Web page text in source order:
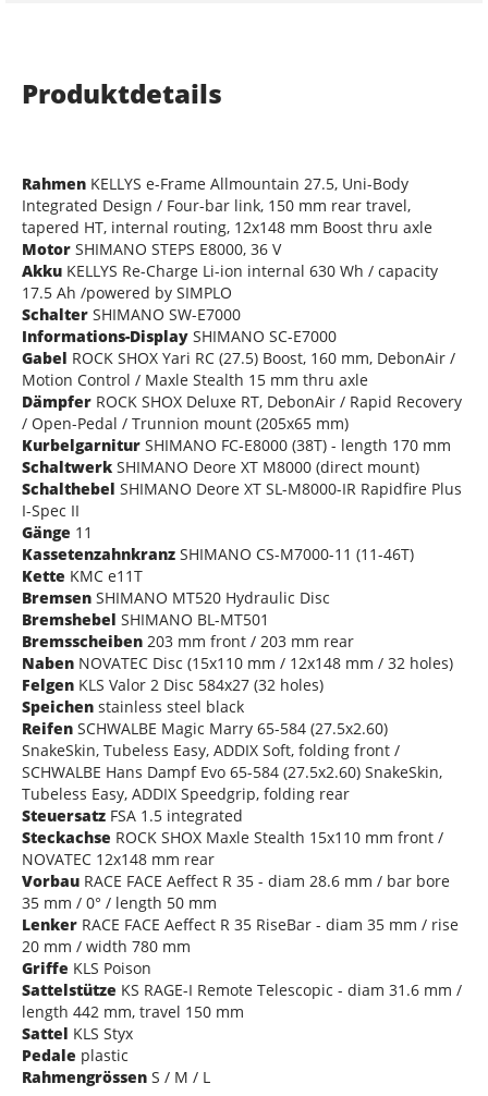
Produktdetails
Rahmen KELLYS e-Frame Allmountain 27.5, Uni-Body
Integrated Design / Four-bar link, 150 mm rear travel,
tapered HT, internal routing, 12x148 mm Boost thru axle
Motor SHIMANO STEPS E8000, 36 V
Akku KELLYS Re-Charge Li-ion internal 630 Wh / capacity
17.5 Ah /powered by SIMPLO
Schalter SHIMANO SW-E7000
Informations-Display SHIMANO SC-E7000
Gabel ROCK SHOX Yari RC (27.5) Boost, 160 mm, DebonAir /
Motion Control / Maxle Stealth 15 mm thru axle
Dämpfer ROCK SHOX Deluxe RT, DebonAir / Rapid Recovery
/ Open-Pedal / Trunnion mount (205x65 mm)
Kurbelgarnitur SHIMANO FC-E8000 (38T) - length 170 mm
Schaltwerk SHIMANO Deore XT M8000 (direct mount)
Schalthebel SHIMANO Deore XT SL-M8000-IR Rapidfire Plus
I-Spec II
Gänge 11
Kassetenzahnkranz SHIMANO CS-M7000-11 (11-46T)
Kette KMC e11T
Bremsen SHIMANO MT520 Hydraulic Disc
Bremshebel SHIMANO BL-MT501
Bremsscheiben 203 mm front / 203 mm rear
Naben NOVATEC Disc (15x110 mm / 12x148 mm / 32 holes)
Felgen KLS Valor 2 Disc 584x27 (32 holes)
Speichen stainless steel black
Reifen SCHWALBE Magic Marry 65-584 (27.5x2.60)
SnakeSkin, Tubeless Easy, ADDIX Soft, folding front /
SCHWALBE Hans Dampf Evo 65-584 (27.5x2.60) SnakeSkin,
Tubeless Easy, ADDIX Speedgrip, folding rear
Steuersatz FSA 1.5 integrated
Steckachse ROCK SHOX Maxle Stealth 15x110 mm front /
NOVATEC 12x148 mm rear
Vorbau RACE FACE Aeffect R 35 - diam 28.6 mm / bar bore
35 mm / 0° / length 50 mm
Lenker RACE FACE Aeffect R 35 RiseBar - diam 35 mm / rise
20 mm / width 780 mm
Griffe KLS Poison
Sattelstütze KS RAGE-I Remote Telescopic - diam 31.6 mm /
length 442 mm, travel 150 mm
Sattel KLS Styx
Pedale plastic
Rahmengrössen S / M / L